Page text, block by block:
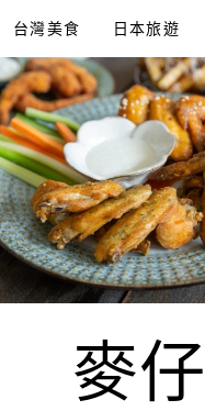
台灣美食 日本旅遊
麥